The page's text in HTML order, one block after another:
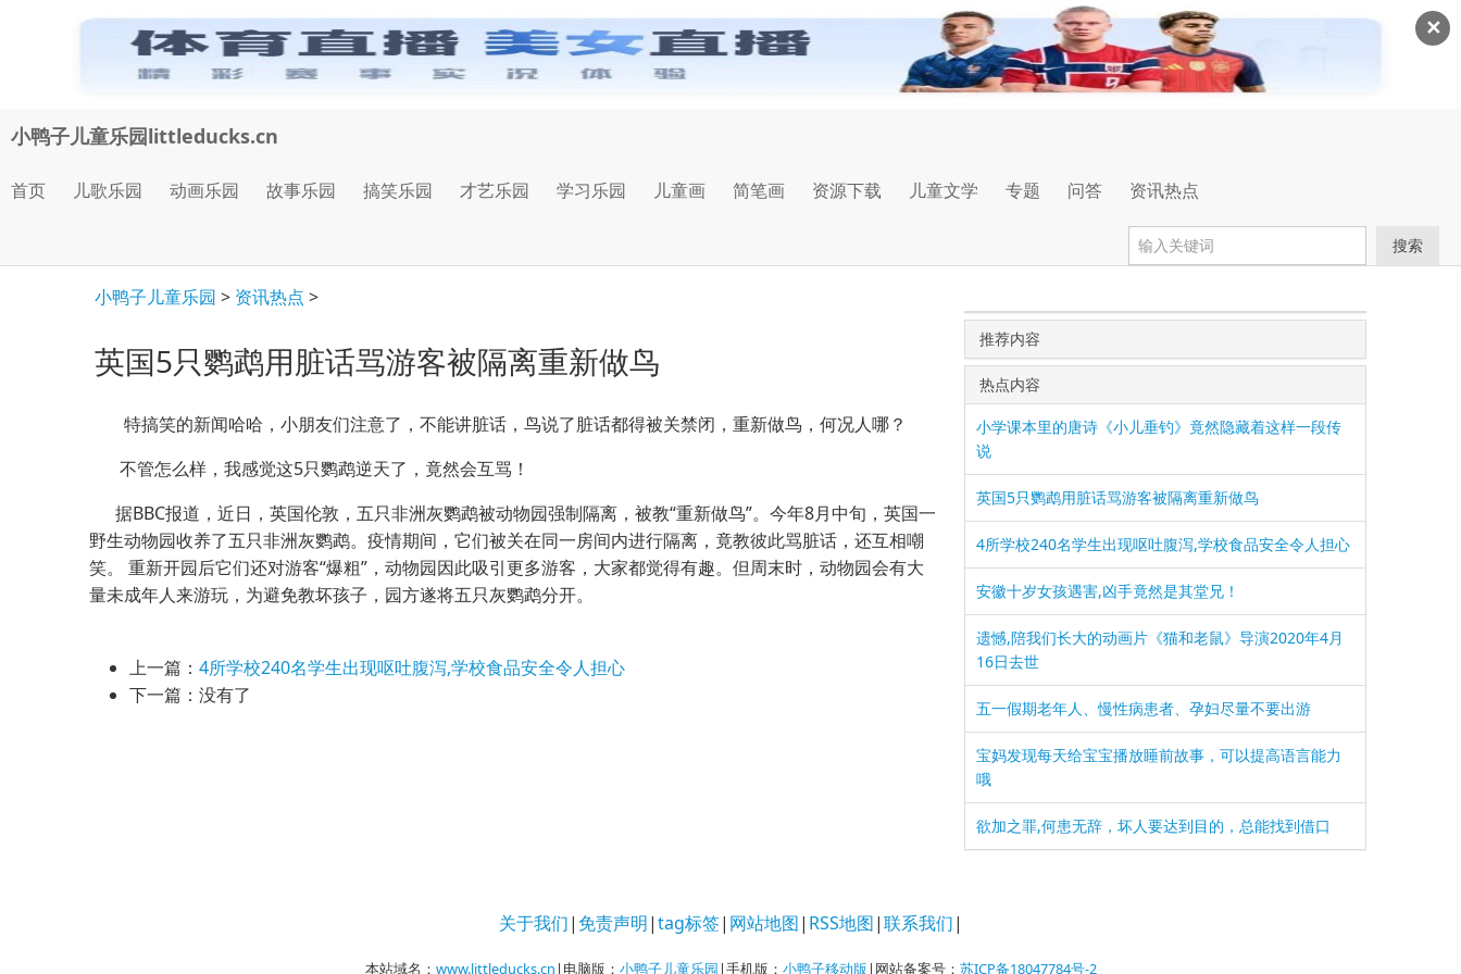
✕
小鸭子儿童乐园littleducks.cn
首页 儿歌乐园 动画乐园 故事乐园 搞笑乐园 才艺乐园 学习乐园 儿童画 简笔画 资源下载 儿童文学 专题 问答 资讯热点
搜索
小鸭子儿童乐园 > 资讯热点 >
英国5只鹦鹉用脏话骂游客被隔离重新做鸟
特搞笑的新闻哈哈，小朋友们注意了，不能讲脏话，鸟说了脏话都得被关禁闭，重新做鸟，何况人哪？
不管怎么样，我感觉这5只鹦鹉逆天了，竟然会互骂！
据BBC报道，近日，英国伦敦，五只非洲灰鹦鹉被动物园强制隔离，被教“重新做鸟”。今年8月中旬，英国一
野生动物园收养了五只非洲灰鹦鹉。疫情期间，它们被关在同一房间内进行隔离，竟教彼此骂脏话，还互相嘲
笑。 重新开园后它们还对游客“爆粗”，动物园因此吸引更多游客，大家都觉得有趣。但周末时，动物园会有大
量未成年人来游玩，为避免教坏孩子，园方遂将五只灰鹦鹉分开。
上一篇： 4所学校240名学生出现呕吐腹泻,学校食品安全令人担心
下一篇：没有了
推荐内容
热点内容
小学课本里的唐诗《小儿垂钓》竟然隐藏着这样一段传
说
英国5只鹦鹉用脏话骂游客被隔离重新做鸟
4所学校240名学生出现呕吐腹泻,学校食品安全令人担心
安徽十岁女孩遇害,凶手竟然是其堂兄！
遗憾,陪我们长大的动画片《猫和老鼠》导演2020年4月
16日去世
五一假期老年人、慢性病患者、孕妇尽量不要出游
宝妈发现每天给宝宝播放睡前故事，可以提高语言能力
哦
欲加之罪,何患无辞，坏人要达到目的，总能找到借口
关于我们| 免责声明|tag标签| 网站地图| RSS地图|联系我们|
本站域名： www.littleducks.cn |电脑版： 小鸭子儿童乐园 |手机版： 小鸭子移动版 |网站备案号： 苏ICP备18047784号-2